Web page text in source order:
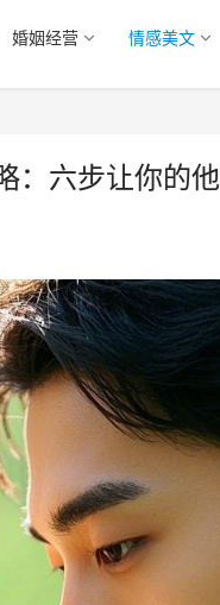
婚姻经营 情感美文
：六步让你的
感情的婚姻